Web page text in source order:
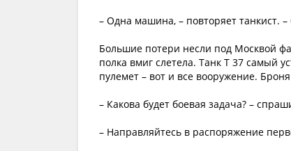
– Одна машина, – повторяет танкист.
Большие потери несли под Москвой
полка вмиг слетела. Танк Т 37 самый
пулемет – вот и все вооружение.
– Какова будет боевая задача? –
– Направляйтесь в распоряжение